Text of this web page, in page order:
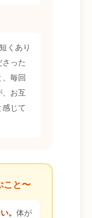
くあり
さった
毎回
、お互
感じて
こと〜
。 体が